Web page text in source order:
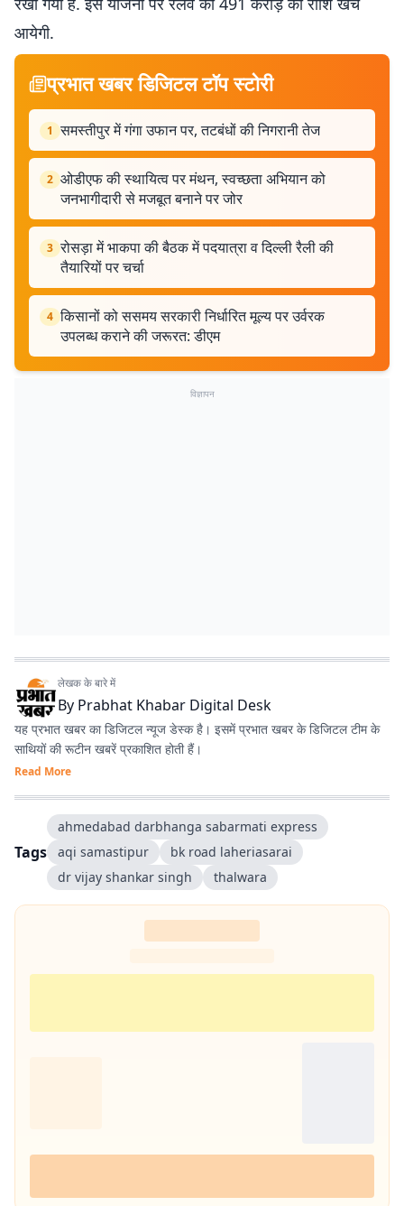
आयेगी.
प्रभात खबर डिजिटल टॉप स्टोरी
1 समस्तीपुर में गंगा उफान पर, तटबंधों की निगरानी तेज
2 ओडीएफ की स्थायित्व पर मंथन, स्वच्छता अभियान को
जनभागीदारी से मजबूत बनाने पर जोर
3 रोसड़ा में भाकपा की बैठक में पदयात्रा व दिल्ली रैली की
तैयारियों पर चर्चा
4 किसानों को ससमय सरकारी निर्धारित मूल्य पर उर्वरक
उपलब्ध कराने की जरूरत: डीएम
विज्ञापन
लेखक के बारे में
By Prabhat Khabar Digital Desk
यह प्रभात खबर का डिजिटल न्यूज डेस्क है। इसमें प्रभात खबर के डिजिटल टीम के
साथियों की रूटीन खबरें प्रकाशित होती हैं।
Read More
Tags
ahmedabad darbhanga sabarmati express
aqi samastipur
bk road laheriasarai
dr vijay shankar singh
thalwara